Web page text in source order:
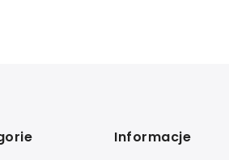
Informacje